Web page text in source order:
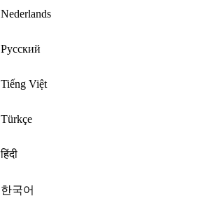
Nederlands
Русский
Tiếng Việt
Türkçe
हिंदी
한국어